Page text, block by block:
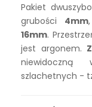
Pakiet
grubości 4mm
16mm.
jest argonem.
niewidoczną
szlachetnych -